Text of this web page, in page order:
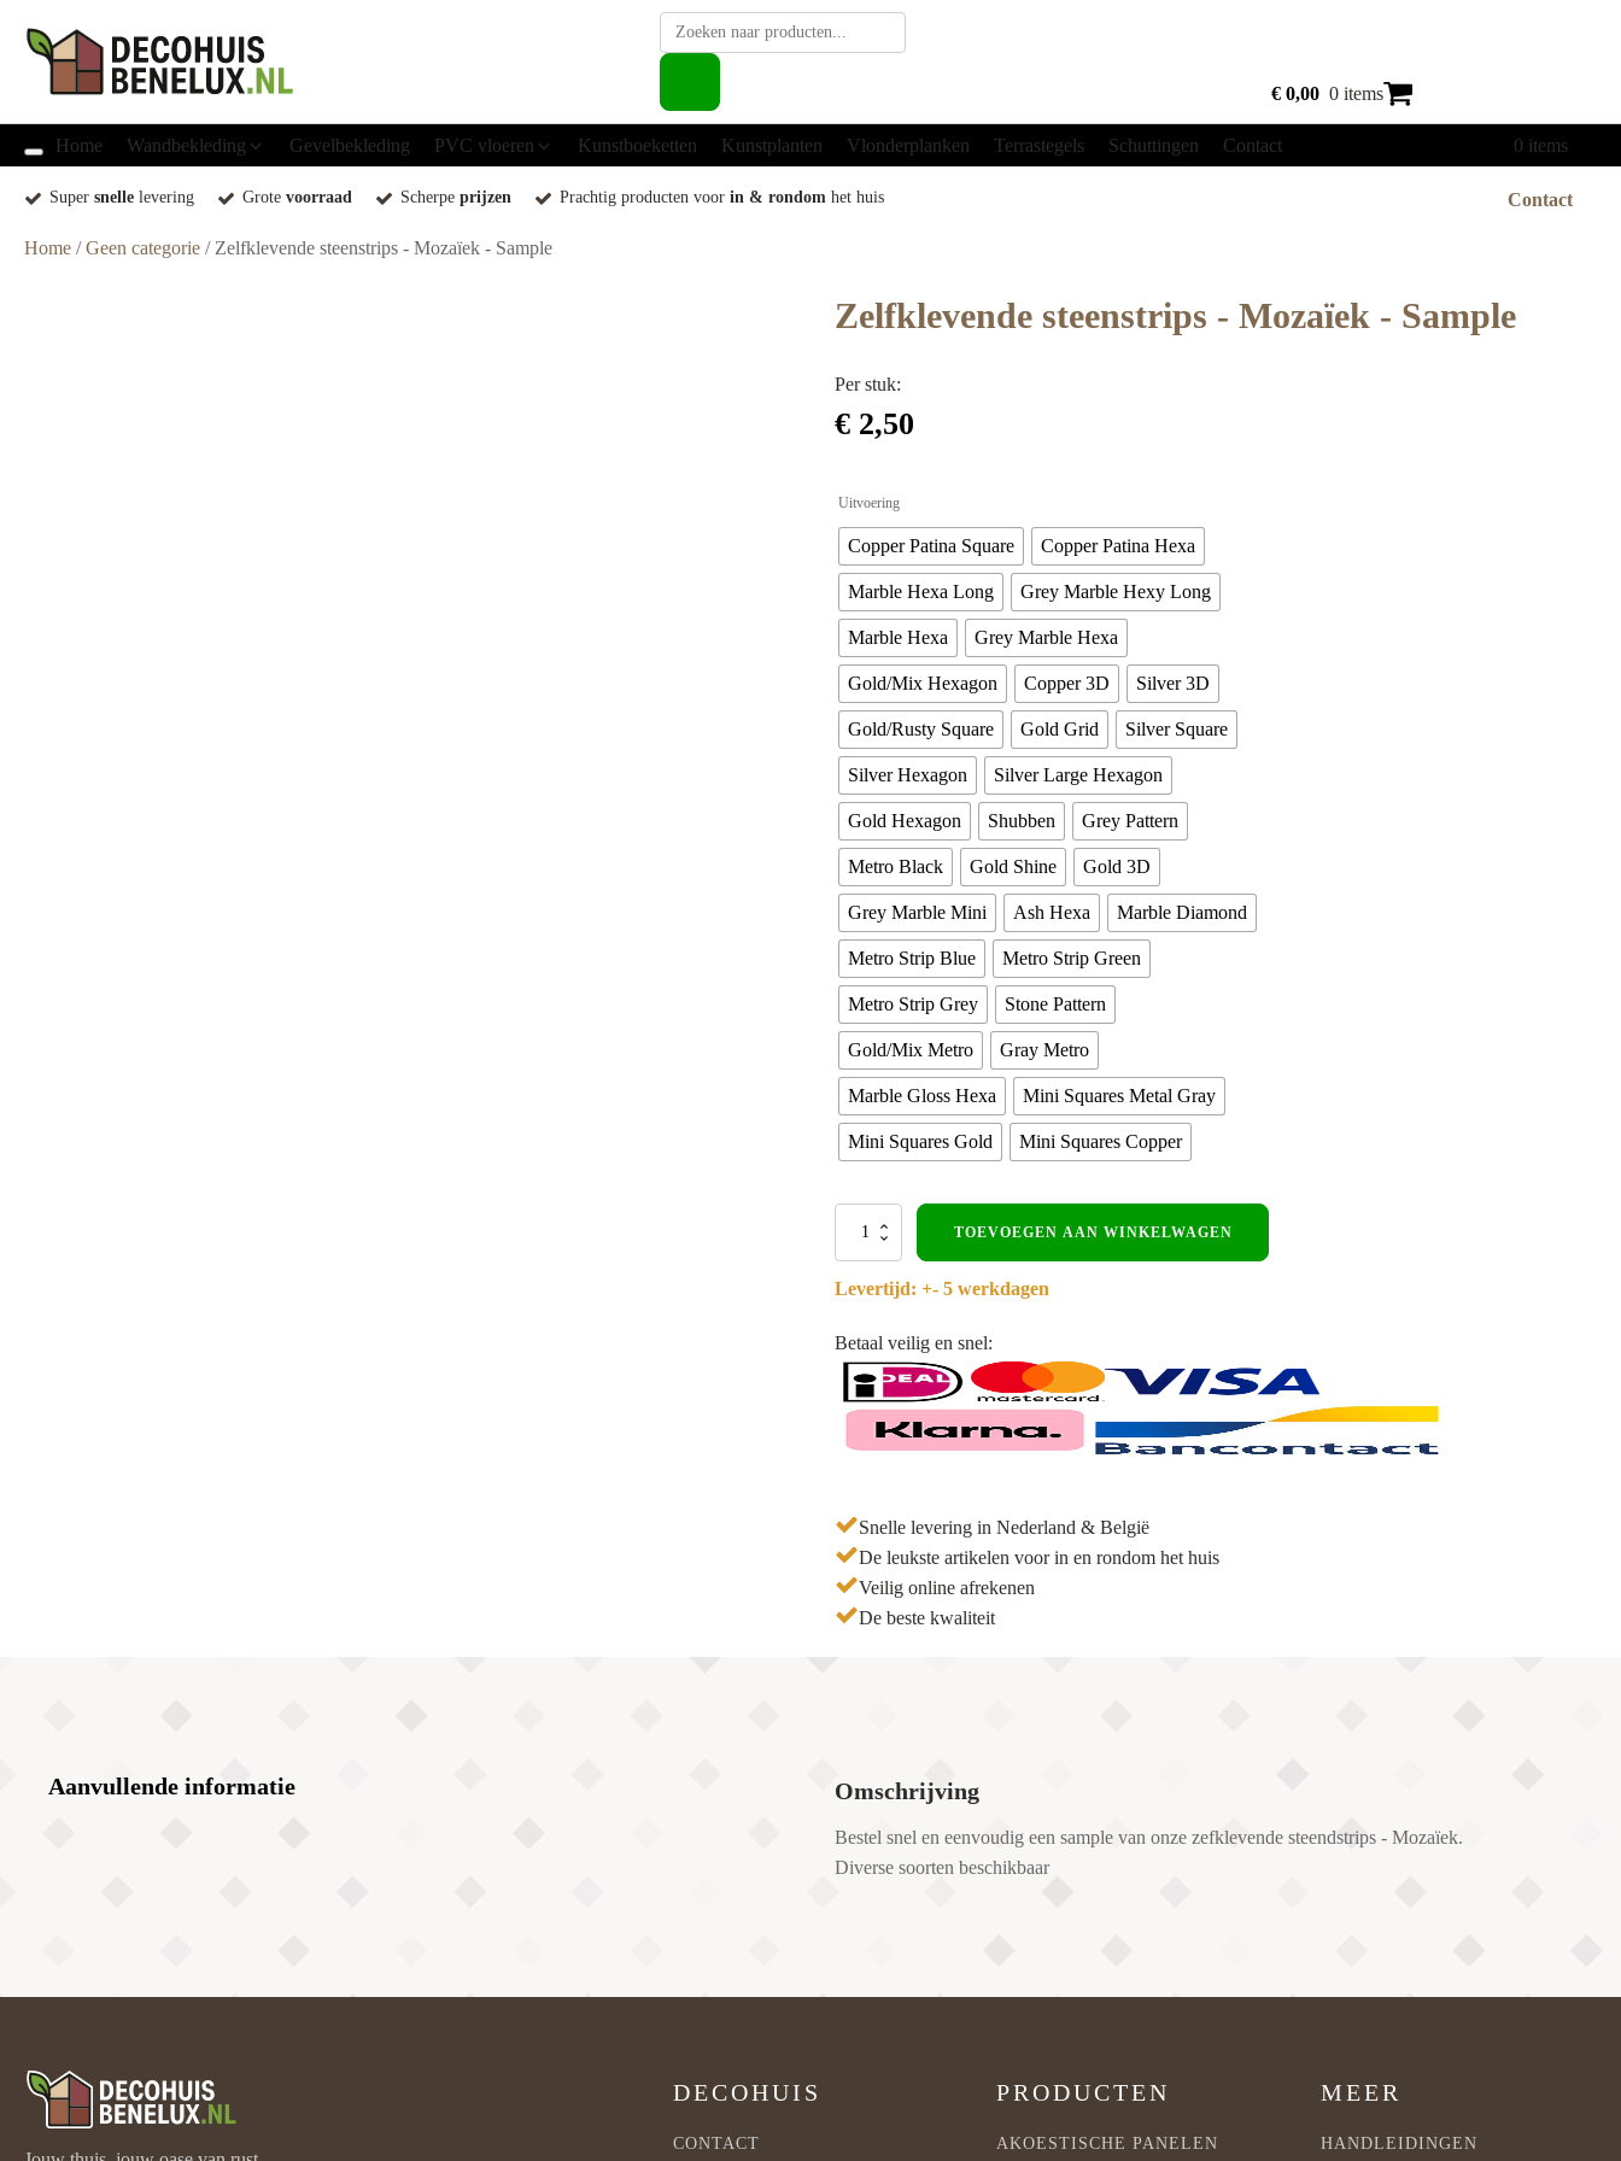
Producten
zoeken
€ 0,00 0 items
Home Wandbekleding Gevelbekleding PVC vloeren Kunstboeketten Kunstplanten Vlonderplanken Terrastegels Schuttingen Contact 0 items
Super snelle levering Grote voorraad Scherpe prijzen Prachtig producten voor in & rondom het huis Contact
Home /Geen categorie / Zelfklevende steenstrips - Mozaïek - Sample
Zelfklevende steenstrips - Mozaïek - Sample
Per stuk:
€ 2,50
Uitvoering
Copper Patina Square Copper Patina Hexa
Marble Hexa Long Grey Marble Hexy Long
Marble Hexa Grey Marble Hexa
Gold/Mix Hexagon Copper 3D Silver 3D
Gold/Rusty Square Gold Grid Silver Square
Silver Hexagon Silver Large Hexagon
Gold Hexagon Shubben Grey Pattern
Metro Black Gold Shine Gold 3D
Grey Marble Mini Ash Hexa Marble Diamond
Metro Strip Blue Metro Strip Green
Metro Strip Grey Stone Pattern
Gold/Mix Metro Gray Metro
Marble Gloss Hexa Mini Squares Metal Gray
Mini Squares Gold Mini Squares Copper
Zelfklevende
Mozaïek
Sample
aantal
TOEVOEGEN AAN WINKELWAGEN
Levertijd: +- 5 werkdagen
Betaal veilig en snel:
Snelle levering in Nederland & België
De leukste artikelen voor in en rondom het huis
Veilig online afrekenen
De beste kwaliteit
Aanvullende informatie Omschrijving
Bestel snel en eenvoudig een sample van onze zefklevende steendstrips - Mozaïek.
Diverse soorten beschikbaar
DECOHUIS
CONTACT
PRODUCTEN
AKOESTISCHE PANELEN
MEER
HANDLEIDINGEN